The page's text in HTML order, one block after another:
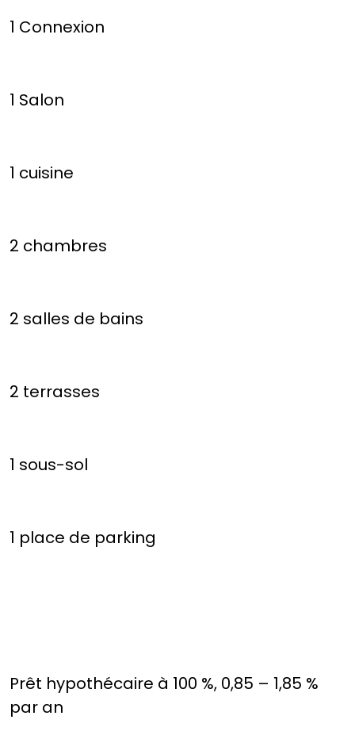
1 Connexion
1 Salon
1 cuisine
2 chambres
2 salles de bains
2 terrasses
1 sous-sol
1 place de parking
Prêt hypothécaire à 100 %, 0,85 – 1,85 %
par an